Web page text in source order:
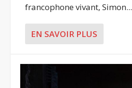
francophone vivant, Simon...
EN SAVOIR PLUS